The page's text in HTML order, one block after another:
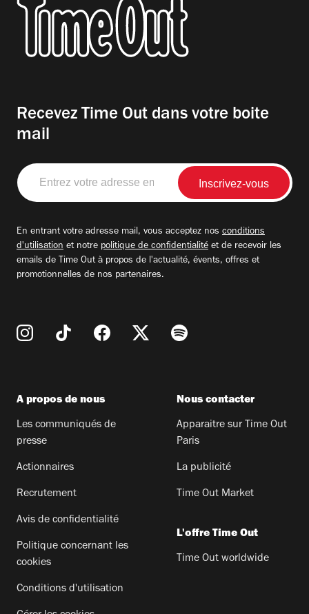
Recevez Time Out dans votre boite
mail
Entrez
votre
adresse
En entrant votre adresse mail, vous acceptez nos conditions
d'utilisation et notre politique de confidentialité et de recevoir les
emails de Time Out à propos de l'actualité, évents, offres et
promotionnelles de nos partenaires.
A propos de nous
Les communiqués de
presse
Actionnaires
Recrutement
Avis de confidentialité
Politique concernant les
cookies
Conditions d'utilisation
Nous contacter
Apparaitre sur Time Out
Paris
La publicité
Time Out Market
L'offre Time Out
Time Out worldwide